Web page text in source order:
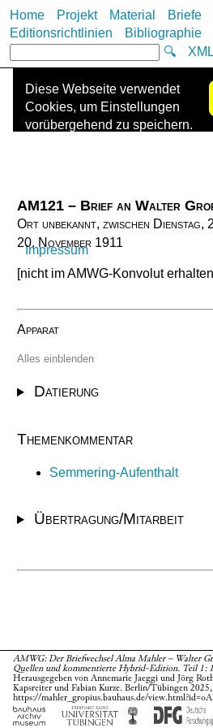
Home Projekt Material Briefe
Editionsrichtlinien
Bibliographie
🔍
Diese Webseite verwendet
Cookies, um Einstellungen
vorübergehend zu speichern.
geteilt. Die Kontaktdaten des
Anbieters finden Sie im
Impressum.
AM121 – Brief an Walter
Ort unbekannt, zwischen Dienstag,
20. November 1911
[nicht im AMWG-Konvolut
Apparat
Alles einblenden
Datierung
Themenkommentar
Semmering-Aufenthalt
Übertragung/Mitarbeit
AMWG: Der Briefwechsel Alma Mahler – Walter
Quellen und kommentierte Hybrid-Edition. Teil 1:
Herausgegeben von Annemarie Jaeggi und Jörg
Kapsreiter und Fabian Kurze. Berlin/Tübingen
https://mahler_gropius.bauhaus.de/